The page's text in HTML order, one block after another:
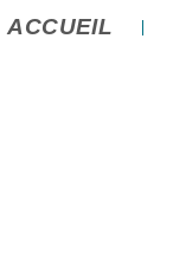
ACCUEIL